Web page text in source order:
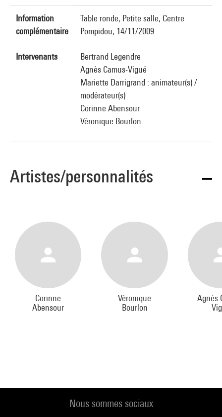
Information
complémentaire
Table ronde, Petite salle, Centre
Pompidou, 14/11/2009
Intervenants
Bertrand Legendre
Agnès Camus-Vigué
Mariette Darrigrand : animateur(s) /
modérateur(s)
Corinne Abensour
Véronique Bourlon
Artistes/personnalités
Corinne
Abensour
Véronique
Bourlon
Agnès
Nous sommes sociaux